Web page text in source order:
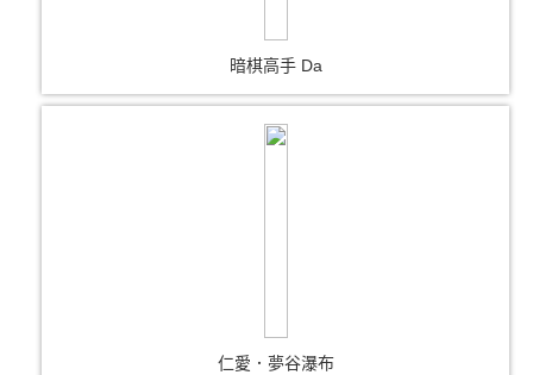
暗棋高手 Da
仁愛．夢谷瀑布